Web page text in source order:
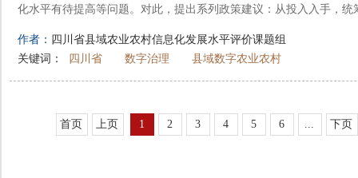
化水平有待提高等问题。对此，提出系列政策建议：从投入入手，
作者： 四川省县域农业农村信息化发展水平评价课题组
关键词：
四川省 数字治理 县域数字农业农村
首页 上页 1 2 3 4 5 6 ... 下页